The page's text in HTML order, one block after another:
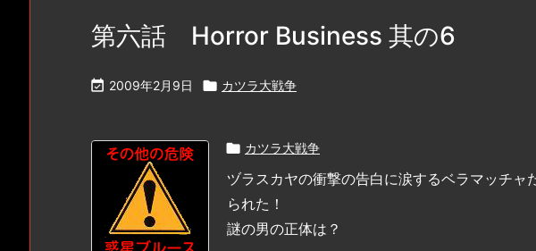
第六話 Horror Business 其の6
 2009年2月9日  カツラ大戦争
 カツラ大戦争
ヅラスカヤの衝撃の告白に涙するベラマッチャ
られた！
謎の男の正体は？